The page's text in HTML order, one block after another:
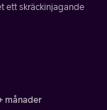
ett skräckinjagande
månader